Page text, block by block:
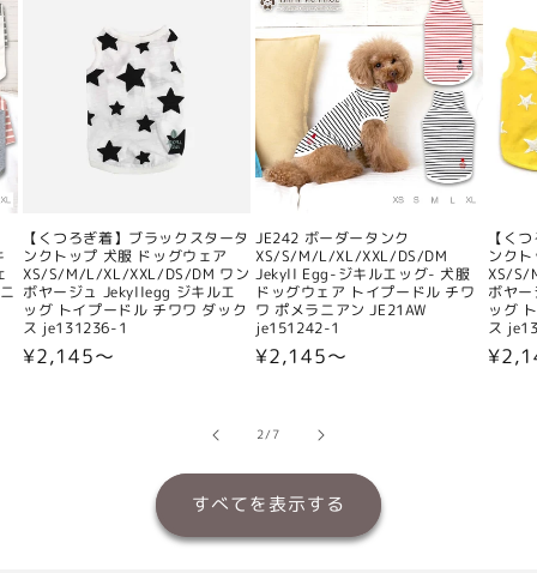
【くつろぎ着】ブラックスタータ
ンクトップ 犬服 ドッグウェア
XS/S/M/L/XL/XXL/DS/DM ワン
ボヤージュ Jekyllegg ジキルエ
ッグ トイプードル チワワ ダック
ス je131236-1
通
¥2,145〜
JE242 ボーダータンク
XS/S/M/L/XL/XXL/DS/DM
Jekyll Egg-ジキルエッグ- 犬服
ドッグウェア トイプードル チワ
ワ ポメラニアン JE21AW
je151242-1
通
格
¥2,145〜
【く
ンク
XS/S/
ボヤ
ッグ
ス
通
2/の
7
すべてを表示する